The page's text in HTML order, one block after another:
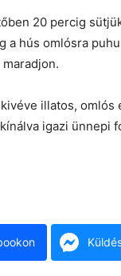
20 percig
a hús omlósra
illatos, omlós
igazi ünnepi